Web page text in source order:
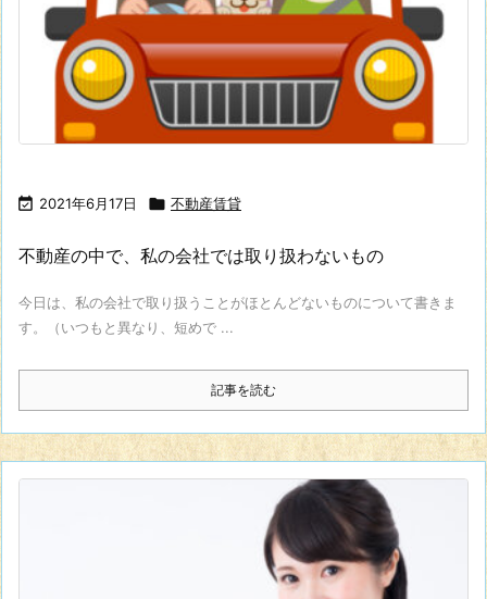
 2021年6月17日  不動産賃貸
不動産の中で、私の会社では取り扱わないもの
今日は、私の会社で取り扱うことがほとんどないものについて書きま
す。（いつもと異なり、短めで ...
記事を読む